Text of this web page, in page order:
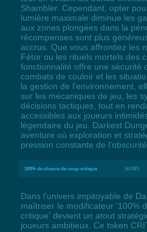
Shambler. Cependant, opter
lumière maximale diminue les
aux zones plongées dans la
récompenses sont plus
accrus. Que vous affrontiez les
Fétor ou les rituels mortels des
fonctionnalité offre une sécurité
combats de couloir et les
la gestion de l'environnement,
sur les mécaniques de jeu, les
décisions tactiques, tout en
accessibles aux joueurs
légendaire du jeu. Darkest
aventure où exploration et
pression constante de l'obscurité.
100% de chance de coup critique NUM5
Dans l'univers impitoyable de
maîtriser le modificateur '100%
critique' devient un atout
joueurs ambitieux. Ce token